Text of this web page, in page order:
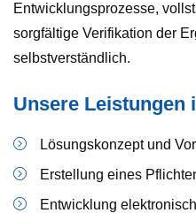
Entwicklungsprozesse,
sorgfältige Verifikation der
selbstverständlich.
Unsere Leistungen
Lösungskonzept und
Erstellung eines
Entwicklung